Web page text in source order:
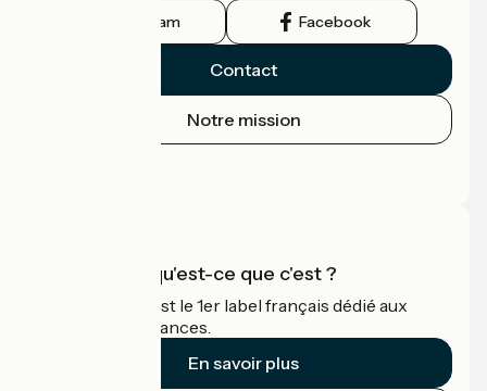
Instagram Facebook
Contact
Notre mission
Accueil Vélo qu'est-ce que c'est ?
Accueil Vélo c'est le 1er label français dédié aux
cyclistes en vacances.
En savoir plus